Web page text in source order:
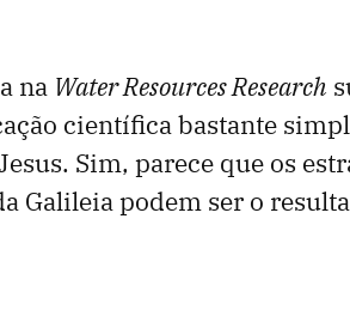
na Water Resources Research
científica bastante
Sim, parece que os
Galileia podem ser o